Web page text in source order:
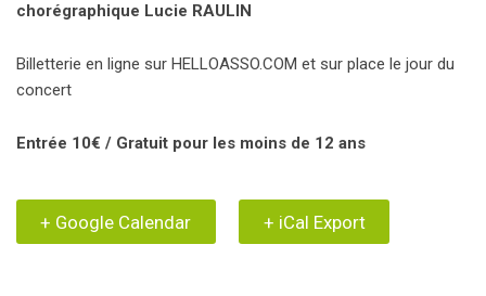
chorégraphique Lucie RAULIN
Billetterie en ligne sur HELLOASSO.COM et sur place le jour du
concert
Entrée 10€ / Gratuit pour les moins de 12 ans
+ Google Calendar + iCal Export